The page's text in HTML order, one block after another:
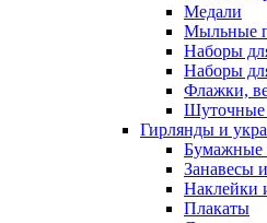
Медали
Мыльные
Наборы
Наборы
Флажки,
Шуточные
Гирлянды и
Бумажные
Занавесы
Наклейки
Плакаты